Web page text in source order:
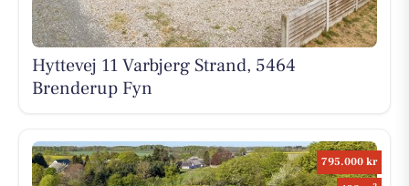
Hyttevej 11 Varbjerg Strand, 5464
Brenderup Fyn
795.000 kr